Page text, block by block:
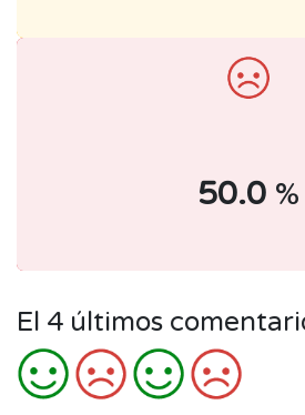
50.0 %
El 4 últimos